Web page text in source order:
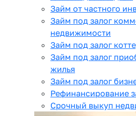
Займ от частного
Займ под залог
недвижимости
Займ под залог
Займ под залог
жилья
Займ под залог
Рефинансирование
Срочный выкуп